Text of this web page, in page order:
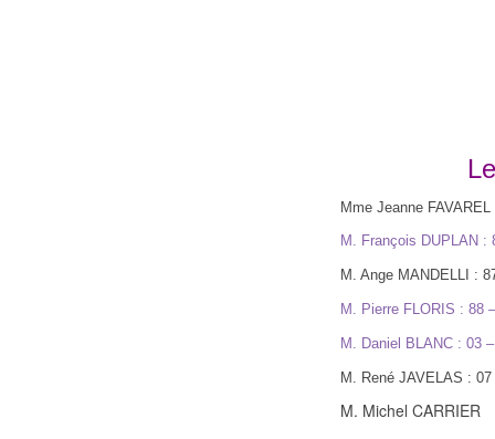
Mme Jeanne FAVAREL
M. François DUPLAN :
M. Ange MANDELLI :
M. Pierre FLORIS : 88
M. Daniel BLANC : 03
M. René JAVELAS : 07
M. Michel CARRIER